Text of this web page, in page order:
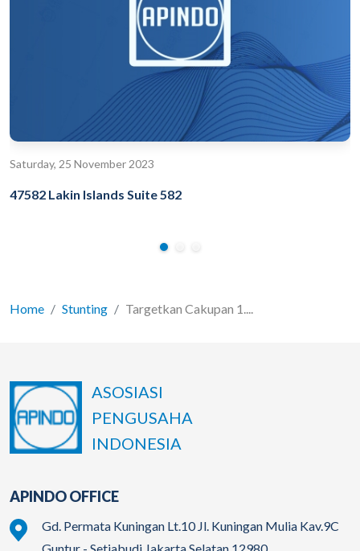
Saturday, 25 November 2023
47582 Lakin Islands Suite 582
Home Stunting Targetkan Cakupan 1....
ASOSIASI
PENGUSAHA
INDONESIA
APINDO OFFICE
Gd. Permata Kuningan Lt.10 Jl. Kuningan Mulia Kav.9C